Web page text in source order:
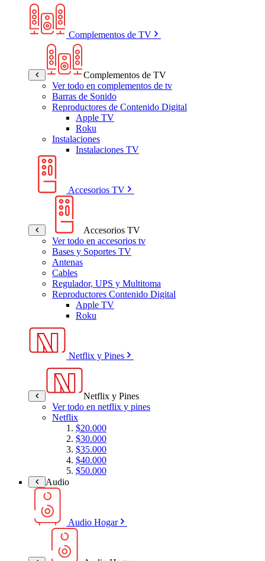
Complementos de TV
Complementos de TV
Ver todo en complementos de tv
Barras de Sonido
Reproductores de Contenido Digital
Apple TV
Roku
Instalaciones
Instalaciones TV
Accesorios TV
Accesorios TV
Ver todo en accesorios tv
Bases y Soportes TV
Antenas
Cables
Regulador, UPS y Multitoma
Reproductores Contenido Digital
Apple TV
Roku
Netflix y Pines
Netflix y Pines
Ver todo en netflix y pines
Netflix
$20.000
$30.000
$35.000
$40.000
$50.000
Audio
Audio Hogar